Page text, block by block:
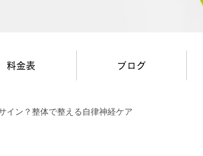
料金表 ブログ
イン？整体で整える自律神経ケア